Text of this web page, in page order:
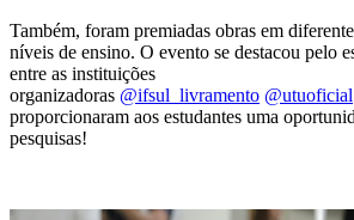
Também, foram premiadas obras em
níveis de ensino. O evento se destacou pelo
entre as instituições
organizadoras @ifsul_livramento @utuoficial
proporcionaram aos estudantes uma
pesquisas!